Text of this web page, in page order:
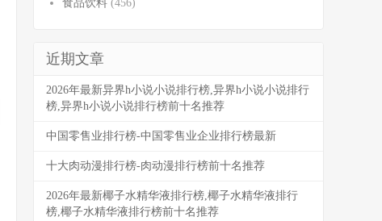
食品饮料 (456)
近期文章
2026年最新异界h小说小说排行榜,异界h小说小说排行
榜,异界h小说小说排行榜前十名推荐
中国零售业排行榜-中国零售业企业排行榜最新
十大肉动漫排行榜-肉动漫排行榜前十名推荐
2026年最新椰子水精华液排行榜,椰子水精华液排行
榜,椰子水精华液排行榜前十名推荐